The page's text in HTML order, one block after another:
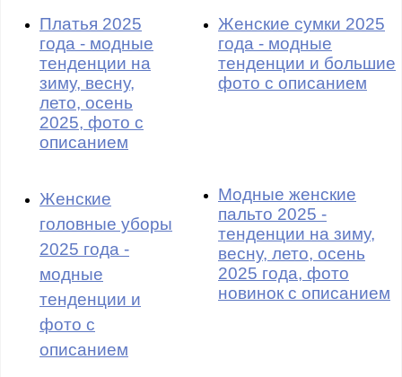
Платья 2025
года - модные
тенденции на
зиму, весну,
лето, осень
2025, фото с
описанием
Женские сумки 2025
года - модные
тенденции и большие
фото с описанием
Женские
головные уборы
2025 года -
модные
тенденции и
фото с
описанием
Модные женские
пальто 2025 -
тенденции на зиму,
весну, лето, осень
2025 года, фото
новинок с описанием